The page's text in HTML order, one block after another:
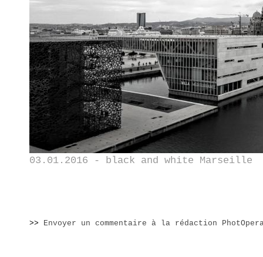
03.01.2016 - black and white Marseille
>> Envoyer un commentaire à la rédaction